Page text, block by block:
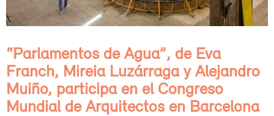
“Parlamentos de Agua”, de Eva
Franch, Mireia Luzárraga y Alejandro
Muiño, participa en el Congreso
Mundial de Arquitectos en Barcelona